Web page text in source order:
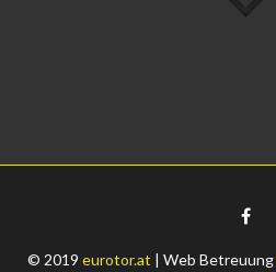
© 2019 eurotor.at | Web Betreuung